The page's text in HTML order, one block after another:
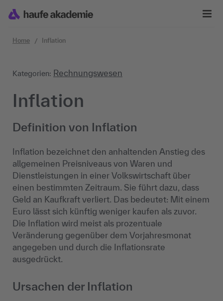
Home Inflation
Kategorien: Rechnungswesen
Inflation
Definition von Inflation
Inflation bezeichnet den anhaltenden Anstieg des
allgemeinen Preisniveaus von Waren und
Dienstleistungen in einer Volkswirtschaft über
einen bestimmten Zeitraum. Sie führt dazu, dass
Geld an Kaufkraft verliert. Das bedeutet: Mit einem
Euro lässt sich künftig weniger kaufen als zuvor.
Die Inflation wird meist als prozentuale
Veränderung gegenüber dem Vorjahresmonat
angegeben und durch die Inflationsrate
ausgedrückt.
Ursachen der Inflation